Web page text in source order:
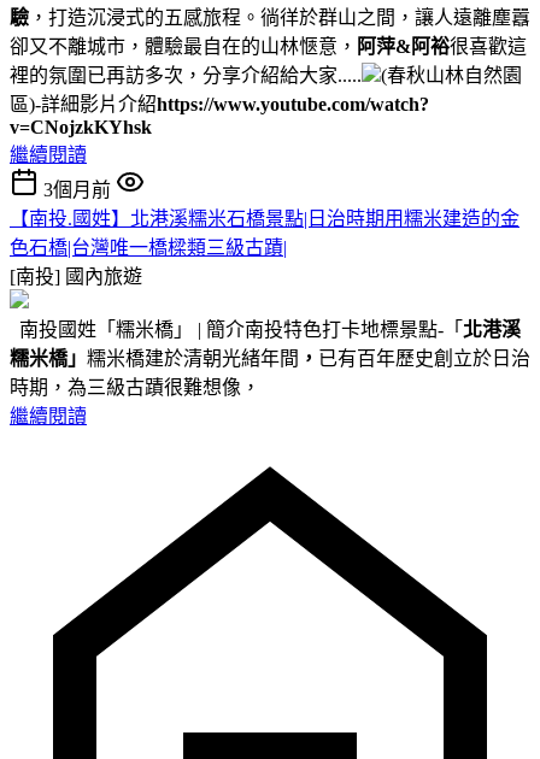
驗 ，打造沉浸式的五感旅程。徜徉於群山之間，讓人遠離塵囂
卻又不離城市，體驗最自在的山林愜意， 阿萍&阿裕很喜歡這
裡的氛圍已再訪多次，分享介紹給大家.....
(春秋山林自然園
區)-詳細影片介紹https://www.youtube.com/watch?
v=CNojzkKYhsk
繼續閱讀
3個月前
【南投.國姓】北港溪糯米石橋景點|日治時期用糯米建造的金
色石橋|台灣唯一橋樑類三級古蹟|
[南投] 國內旅遊
南投國姓「糯米橋」 | 簡介南投特色打卡地標景點-「 北港溪
糯米橋」 糯米橋建於清朝光緒年間 ， 已有百年歷史創立於日治
時期，為三級古蹟很難想像，
繼續閱讀